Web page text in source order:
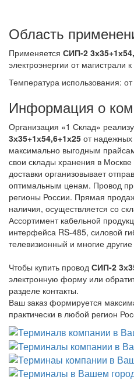
Область
Применяется СИП-2
электроэнергии от магистрали
Температура использования:
Информация о
Организация «1 Склад»
3х35+1х54,6+1х25 от надежных
максимально выгодным
свои склады хранения в
доставки организовывает
оптимальным ценам. Провод
регионы России. Прямая
наличия, осуществляется со
Ассортимент кабельной
интерфейса RS-485, силовой
телевизионный и многие
Чтобы купить провод СИП-2
электронную форму или
разделе контакты.
Ваш заказ формируется
практически в любой регион